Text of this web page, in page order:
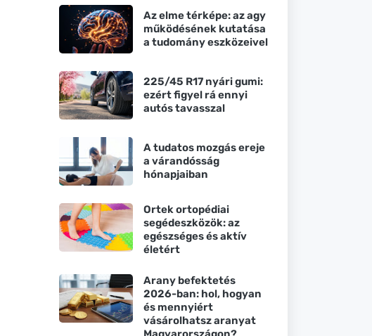
Az elme térképe: az agy
működésének kutatása
a tudomány eszközeivel
225/45 R17 nyári gumi:
ezért figyel rá ennyi
autós tavasszal
A tudatos mozgás ereje
a várandósság
hónapjaiban
Ortek ortopédiai
segédeszközök: az
egészséges és aktív
életért
Arany befektetés
2026-ban: hol, hogyan
és mennyiért
vásárolhatsz aranyat